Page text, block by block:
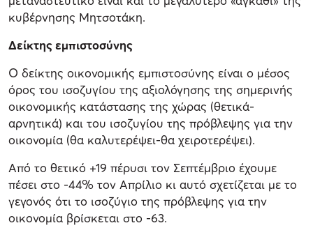
κυβέρνησης Μητσοτάκη.
Δείκτης εμπιστοσύνης
Ο δείκτης οικονομικής εμπιστοσύνης είναι ο μέσος
όρος του ισοζυγίου της αξιολόγησης της σημερινής
οικονομικής κατάστασης της χώρας (θετικά-
αρνητικά) και του ισοζυγίου της πρόβλεψης για την
οικονομία (θα καλυτερέψει-θα χειροτερέψει).
Από το θετικό +19 πέρυσι τον Σεπτέμβριο έχουμε
πέσει στο -44% τον Απρίλιο κι αυτό σχετίζεται με το
γεγονός ότι το ισοζύγιο της πρόβλεψης για την
οικονομία βρίσκεται στο -63.